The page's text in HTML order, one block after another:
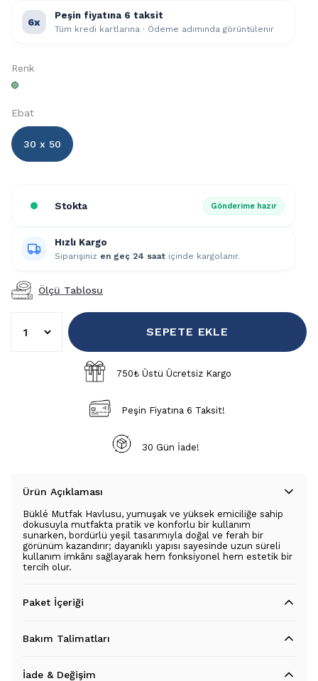
6x
Peşin fiyatına 6 taksit
Tüm kredi kartlarına · Ödeme adımında görüntülenir
Renk
Ebat
30 x 50
Stokta Gönderime hazır
Hızlı Kargo
Siparişiniz en geç 24 saat içinde kargolanır.
Ölçü Tablosu
SEPETE EKLE
750₺ Üstü Ücretsiz Kargo
Peşin Fiyatına 6 Taksit!
30 Gün İade!
Ürün Açıklaması
Büklé Mutfak Havlusu, yumuşak ve yüksek emiciliğe sahip
dokusuyla mutfakta pratik ve konforlu bir kullanım
sunarken, bordürlü yeşil tasarımıyla doğal ve ferah bir
görünüm kazandırır; dayanıklı yapısı sayesinde uzun süreli
kullanım imkânı sağlayarak hem fonksiyonel hem estetik bir
tercih olur.
Paket İçeriği
Bakım Talimatları
İade & Değişim